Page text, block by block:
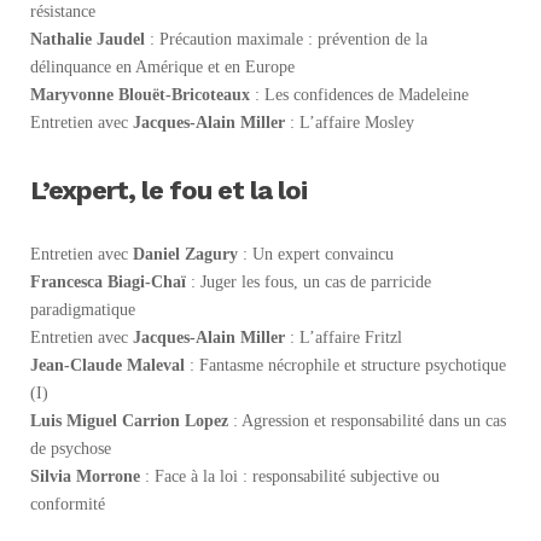
résistance
Nathalie Jaudel : Précaution maximale : prévention de la
délinquance en Amérique et en Europe
Maryvonne Blouët-Bricoteaux : Les confidences de Madeleine
Entretien avec Jacques-Alain Miller : L’affaire Mosley
L’expert, le fou et la loi
Entretien avec Daniel Zagury : Un expert convaincu
Francesca Biagi-Chaï : Juger les fous, un cas de parricide
paradigmatique
Entretien avec Jacques-Alain Miller : L’affaire Fritzl
Jean-Claude Maleval : Fantasme nécrophile et structure psychotique
(I)
Luis Miguel Carrion Lopez : Agression et responsabilité dans un cas
de psychose
Silvia Morrone : Face à la loi : responsabilité subjective ou
conformité